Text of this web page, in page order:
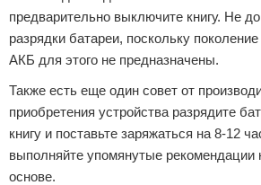
предварительно выключите книгу. Не
разрядки батареи, поскольку
АКБ для этого не предназначены.
Также есть еще один совет от
приобретения устройства разрядите
книгу и поставьте заряжаться на 8-12
выполняйте упомянутые рекомендации
основе.